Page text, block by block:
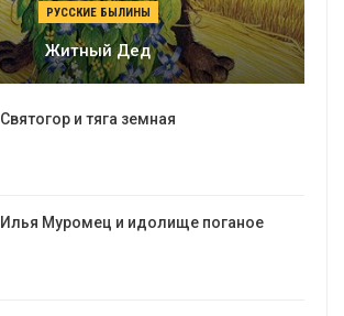
РУССКИЕ БЫЛИНЫ
Житный Дед
Святогор и тяга земная
Илья Муромец и идолище поганое